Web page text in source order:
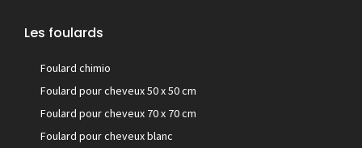
Les foulards
Foulard chimio
Foulard pour cheveux 50 x 50 cm
Foulard pour cheveux 70 x 70 cm
Foulard pour cheveux blanc